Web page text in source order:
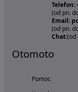
Telefon:
(od pn.
Email:
(od pn.
Chat:(od
Otomoto
Pomoc